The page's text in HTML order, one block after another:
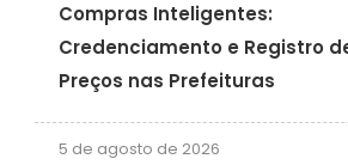
Compras Inteligentes:
Credenciamento e Registro
Preços nas Prefeituras
5 de agosto de 2026